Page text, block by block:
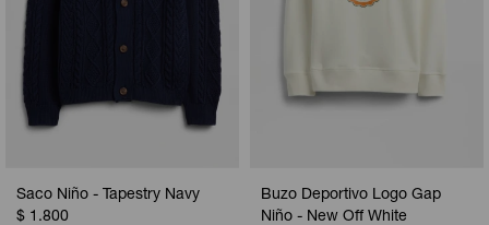
Saco Niño - Tapestry Navy
$ 1.800
Buzo Deportivo Logo Gap
Niño - New Off White